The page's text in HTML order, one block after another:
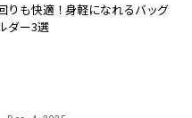
りも快適！身軽になれるバッグ
ダー3選